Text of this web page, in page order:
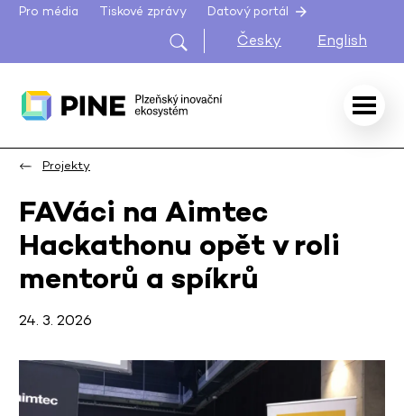
Pro média Tiskové zprávy Datový portál
Česky English
Projekty
FAVáci na Aimtec
Hackathonu opět v roli
mentorů a spíkrů
24. 3. 2026